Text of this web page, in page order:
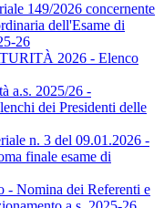
149/2026 concernente
dell'Esame di
26
2026 - Elenco
a.s. 2025/26 -
dei Presidenti delle
n. 3 del 09.01.2026 -
finale esame di
- Nomina dei Referenti e